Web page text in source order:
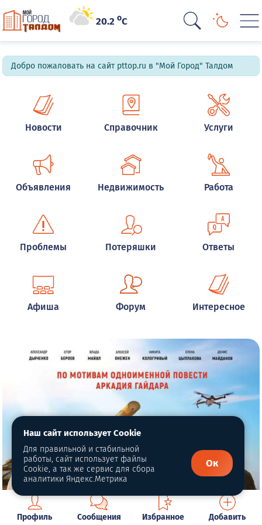
20.2oC
Добро пожаловать на сайт pttop.ru в "Мой Город" Талдом
Новости Справочник Услуги
Объявления Недвижимость Работа
Проблемы Потеряшки Ответы
Афиша Форум Интересное
Профиль Сообщения Избранное Добавить
Наш сайт использует Cookie
Для правильной и стабильной
работы, сайт использует файлы
Cookie, а так же сервис для сбора
аналитики Яндекс.Метрика
Ок